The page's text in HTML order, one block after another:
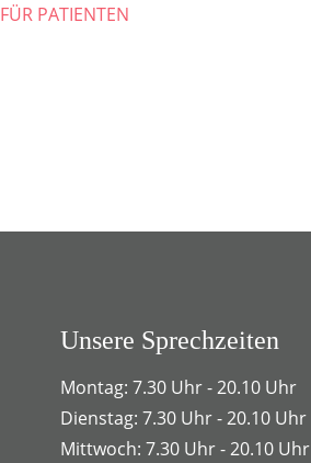
FÜR PATIENTEN
Unsere Sprechzeiten
Montag: 7.30 Uhr - 20.10 Uhr
Dienstag: 7.30 Uhr - 20.10 Uhr
Mittwoch: 7.30 Uhr - 20.10 Uhr